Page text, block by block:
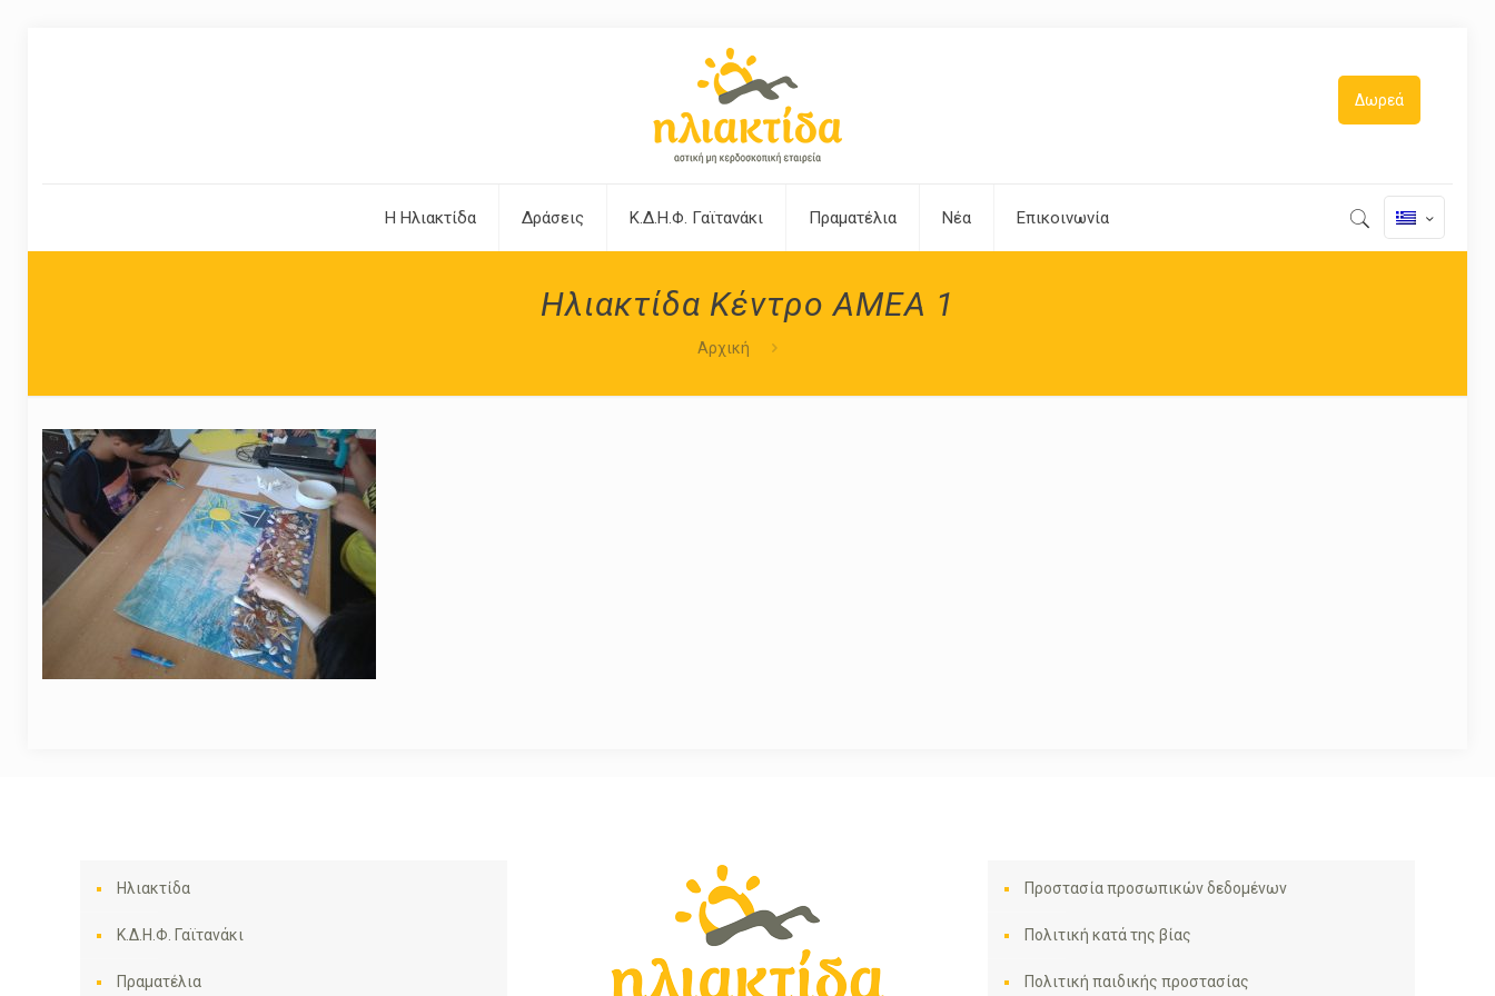
Η Ηλιακτίδα Δράσεις Κ.Δ.Η.Φ. Γαϊτανάκι Πραματέλια Νέα Επικοινωνία
Δωρεά
Ηλιακτίδα Κέντρο ΑΜΕΑ 1
Αρχική
Ηλιακτίδα
Κ.Δ.Η.Φ. Γαϊτανάκι
Πραματέλια
Προστασία προσωπικών δεδομένων
Πολιτική κατά της βίας
Πολιτική παιδικής προστασίας